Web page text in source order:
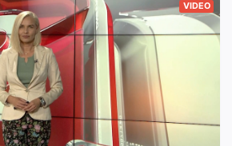
VIDEO